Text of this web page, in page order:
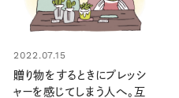
2022.07.15
贈り物をするときにプレッシ
ャーを感じてしまう人へ。互